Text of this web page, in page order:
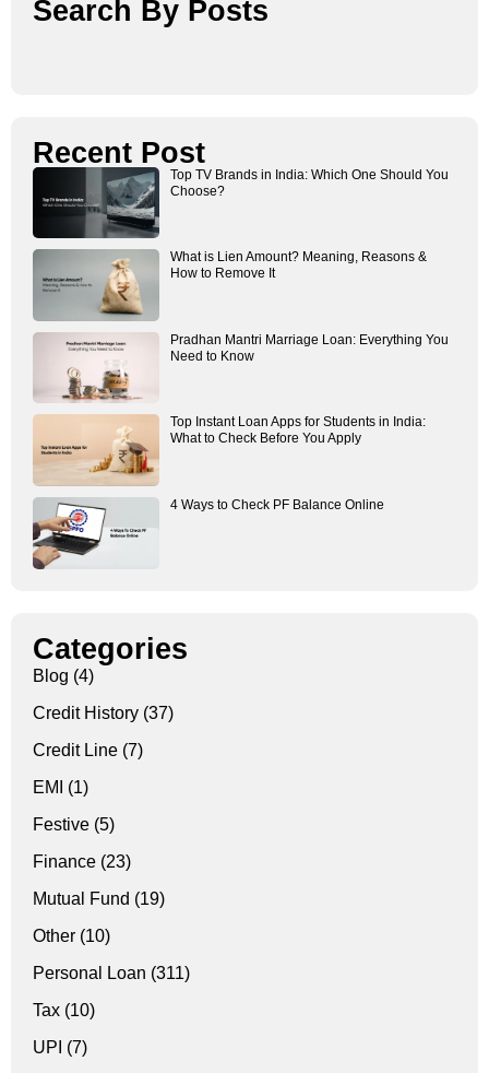
Search By Posts
Recent Post
Top TV Brands in India: Which One Should You
Choose?
What is Lien Amount? Meaning, Reasons &
How to Remove It
Pradhan Mantri Marriage Loan: Everything You
Need to Know
Top Instant Loan Apps for Students in India:
What to Check Before You Apply
4 Ways to Check PF Balance Online
Categories
Blog (4)
Credit History (37)
Credit Line (7)
EMI
(1)
Festive (5)
Finance (23)
Mutual Fund (19)
Other (10)
Personal Loan (311)
Tax (10)
UPI (7)